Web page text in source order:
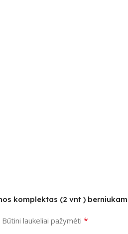
komplektas (2 vnt )
Būtini laukeliai pažymėti *